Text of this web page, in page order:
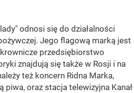
odnosi się do działalności
Jego flagową marką jest
przedsiębiorstwo
znajdują się także w Rosji i na
też koncern Ridna Marka,
piwa, oraz stacja telewizyjna Kanał